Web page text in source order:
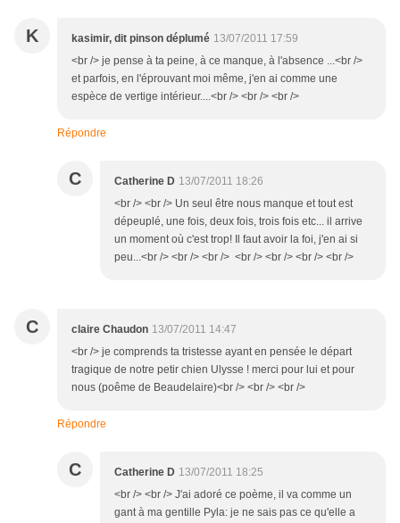
K kasimir, dit pinson déplumé 13/07/2011 17:59
<br /> je pense à ta peine, à ce manque, à l'absence ...<br />
et parfois, en l'éprouvant moi même, j'en ai comme une
espèce de vertige intérieur....<br /> <br /> <br />
Répondre
C Catherine D 13/07/2011 18:26
<br /> <br /> Un seul être nous manque et tout est
dépeuplé, une fois, deux fois, trois fois etc... il arrive
un moment où c'est trop! Il faut avoir la foi, j'en ai si
peu...<br /> <br /> <br /> <br /> <br /> <br /> <br />
C claire Chaudon 13/07/2011 14:47
<br /> je comprends ta tristesse ayant en pensée le départ
tragique de notre petir chien Ulysse ! merci pour lui et pour
nous (poême de Beaudelaire)<br /> <br /> <br />
Répondre
C Catherine D 13/07/2011 18:25
<br /> <br /> J'ai adoré ce poème, il va comme un
gant à ma gentille Pyla: je ne sais pas ce qu'elle a